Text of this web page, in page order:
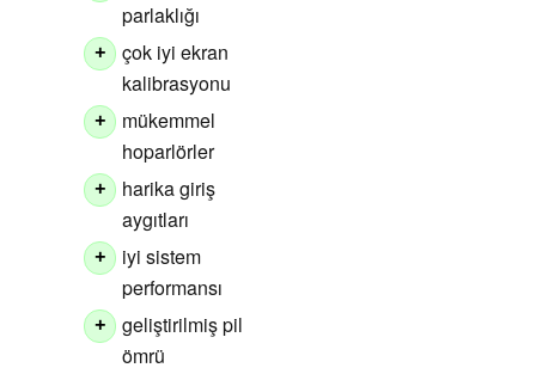
parlaklığı
+
çok iyi ekran
kalibrasyonu
+
mükemmel
hoparlörler
+
harika giriş
aygıtları
+
iyi sistem
performansı
+
geliştirilmiş pil
ömrü